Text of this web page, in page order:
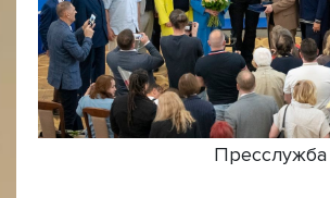
Пресслужба